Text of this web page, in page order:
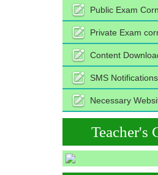
Public Exam
Private Exam
Content
SMS Notifications
Necessary
Teacher's